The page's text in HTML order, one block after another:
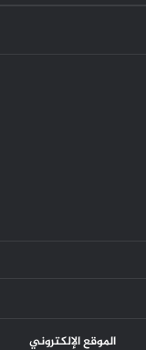
الموقع الإلكتروني